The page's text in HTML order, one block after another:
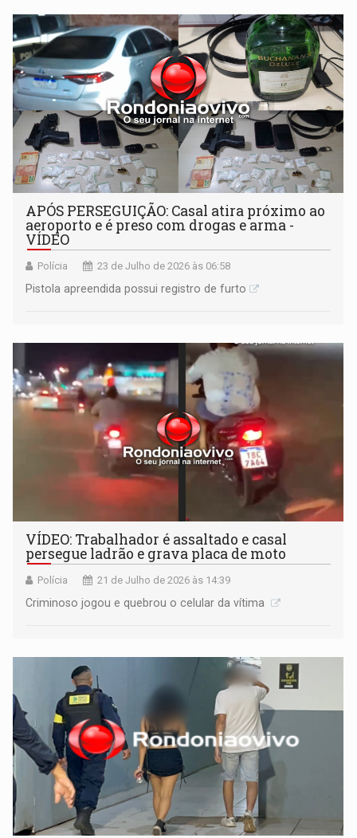
APÓS PERSEGUIÇÃO: Casal atira próximo ao
aeroporto e é preso com drogas e arma -
VÍDEO
Polícia 23 de Julho de 2026 às 06:58
Pistola apreendida possui registro de furto
VÍDEO: Trabalhador é assaltado e casal
persegue ladrão e grava placa de moto
Polícia 21 de Julho de 2026 às 14:39
Criminoso jogou e quebrou o celular da vítima